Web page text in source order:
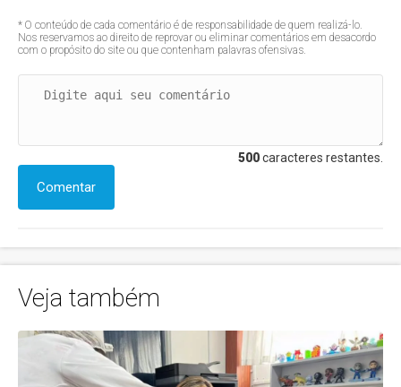
* O conteúdo de cada comentário é de responsabilidade de quem realizá-lo.
Nos reservamos ao direito de reprovar ou eliminar comentários em desacordo
com o propósito do site ou que contenham palavras ofensivas.
500caracteres restantes.
Comentar
Veja também